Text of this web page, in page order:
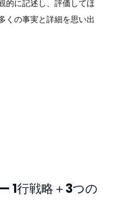
的に記述し、評価してほ
くの事実と詳細を思い出
1行戦略＋3つの